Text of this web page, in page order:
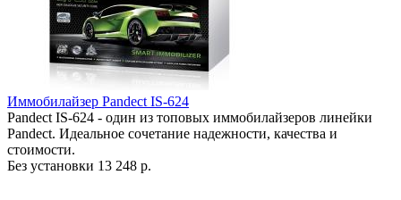
Иммобилайзер Pandect IS-624
Pandect IS-624 - один из топовых иммобилайзеров линейки
Pandect. Идеальное сочетание надежности, качества и
стоимости.
Без установки 13 248 р.